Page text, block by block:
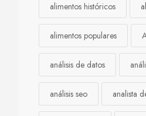
alimentos históricos
alimentos populares
análisis de datos
análisis seo analista